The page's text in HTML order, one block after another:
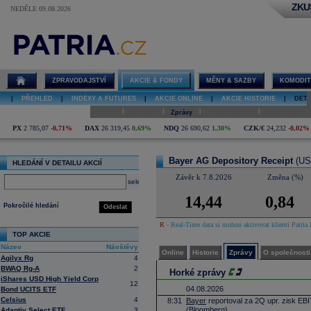
NEDĚLE 09.08.2026
Bayer AG
Depository
ZPRAVODAJSTVÍ AKCIE & FONDY MĚNY & SAZBY
PŘEHLED INDEXY A FUTURES AKCIE ONLINE AKCIE HISTORIE
Zprávy
PX 2 785,07 -0,71% DAX 26 319,45 0,69% NDQ 26 690,62 1,30% CZK/€ 24,232 -0,02%
HLEDÁNÍ V DETAILU AKCIÍ
select
Odeslat
Pokročilé hledání
TOP AKCIE
Název
Návštěvy
Agilyx Rg
4
BWAQ Rg-A
2
iShares USD High Yield Corp
Bond UCITS ETF
12
Celsius
4
Bayer AG Depository Receipt
Závěr k 7.8.2026 Změna (%)
14,44 0,84
R - Real-Time data si mohou aktivovat klienti
Online Historie Zprávy O společnosti
Horké zprávy
04.08.2026
8:31
Bayer reportoval za 2Q upr. zisk